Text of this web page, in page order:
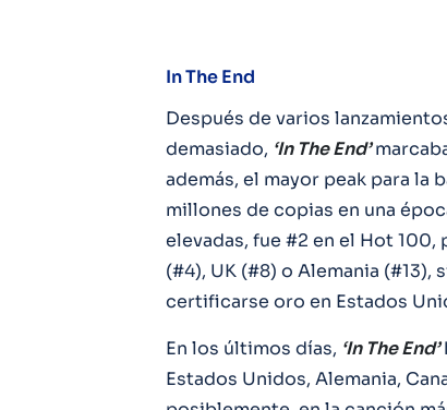
In The End
Después de varios
demasiado, ‘In The End’
además, el mayor peak para la
millones de copias en una
elevadas, fue #2 en el Hot
(#4), UK (#8) o Alemania
certificarse oro en Estados
En los últimos días, ‘In The End’
Estados Unidos, Alemania,